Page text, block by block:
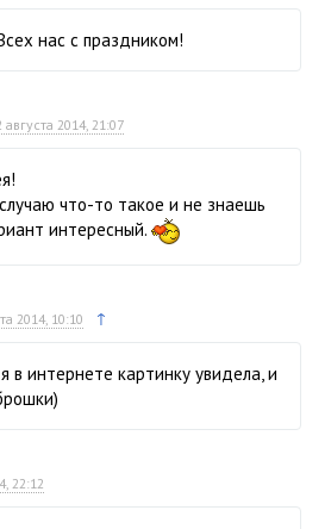
нас с праздником!
августа 2014, 21:07
что-то такое и не знаешь
интересный.
2014, 10:10 ↑
в интернете картинку увидела, и
22:12